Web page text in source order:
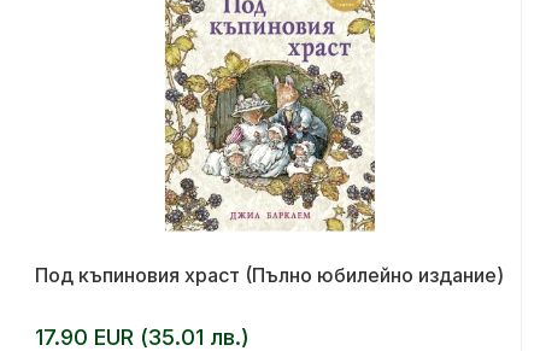
Под къпиновия храст (Пълно юбилейно издание)
17.90 EUR (35.01 лв.)